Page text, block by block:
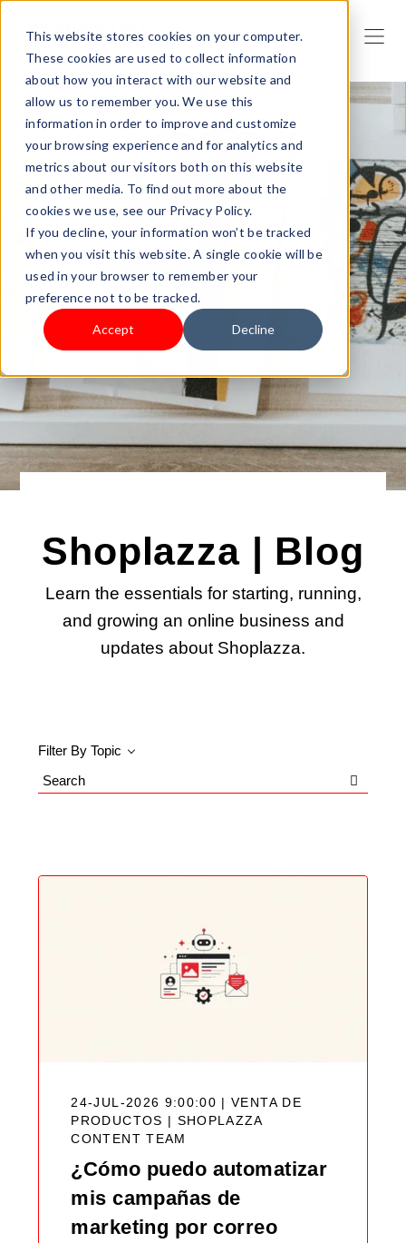
This website stores cookies on your computer.
These cookies are used to collect information
about how you interact with our website and
allow us to remember you. We use this
information in order to improve and customize
your browsing experience and for analytics and
metrics about our visitors both on this website
and other media. To find out more about the
cookies we use, see our Privacy Policy.
If you decline, your information won’t be tracked
when you visit this website. A single cookie will be
used in your browser to remember your
preference not to be tracked.
Accept Decline
Shoplazza | Blog
Learn the essentials for starting, running,
and growing an online business and
updates about Shoplazza.
Filter By Topic
Search
24-JUL-2026 9:00:00 | VENTA DE
PRODUCTOS | SHOPLAZZA
CONTENT TEAM
¿Cómo puedo automatizar
mis campañas de
marketing por correo